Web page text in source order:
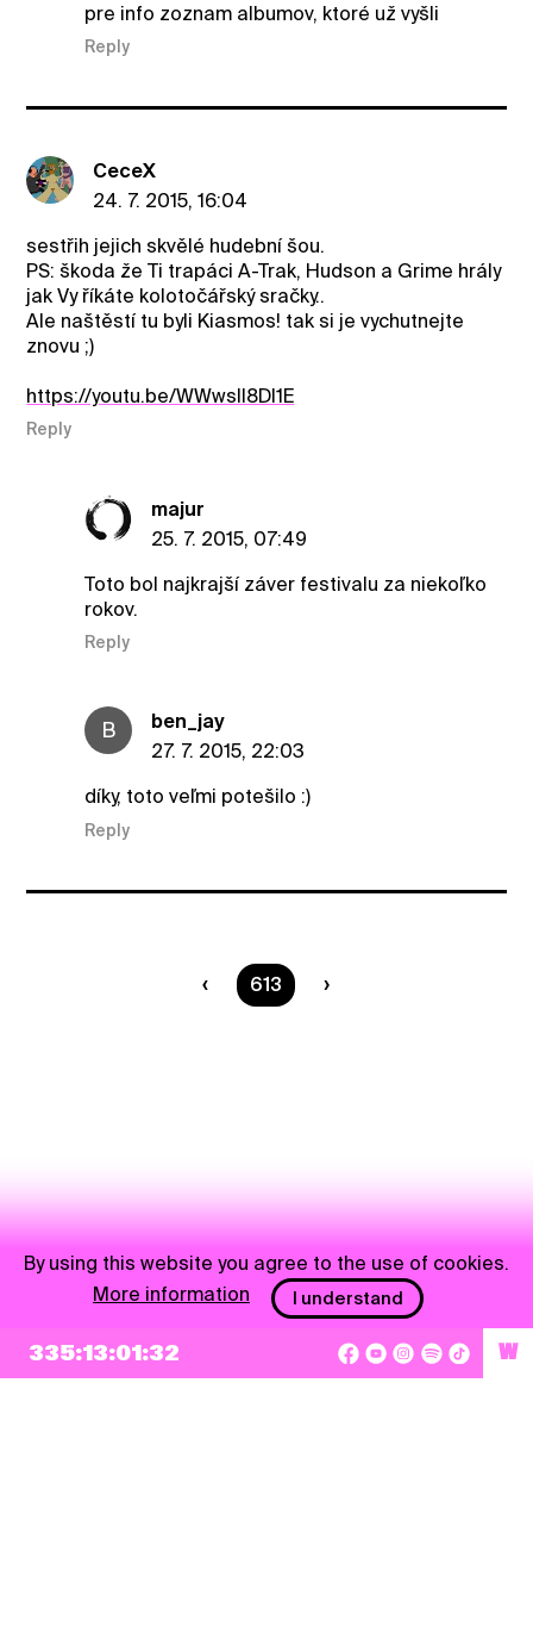
pre info zoznam albumov, ktoré už vyšli
Reply
CeceX
24. 7. 2015, 16:04
sestřih jejich skvělé hudební šou.
PS: škoda že Ti trapáci A-Trak, Hudson a Grime hrály
jak Vy říkáte kolotočářský sračky..
Ale naštěstí tu byli Kiasmos! tak si je vychutnejte
znovu ;)
https://youtu.be/WWwsll8Dl1E
Reply
majur
25. 7. 2015, 07:49
Toto bol najkrajší záver festivalu za niekoľko
rokov.
Reply
B
ben_jay
27. 7. 2015, 22:03
díky, toto veľmi potešilo :)
Reply
You are on page
613
NEWSLETTER
335:13:01:31 W
By using this website you agree to the use of cookies.
More information
I understand